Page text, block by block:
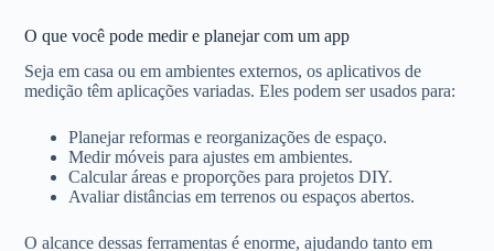
O que você pode medir e planejar com um app
Seja em casa ou em ambientes externos, os aplicativos de
medição têm aplicações variadas. Eles podem ser usados para:
Planejar reformas e reorganizações de espaço.
Medir móveis para ajustes em ambientes.
Calcular áreas e proporções para projetos DIY.
Avaliar distâncias em terrenos ou espaços abertos.
O alcance dessas ferramentas é enorme, ajudando tanto em